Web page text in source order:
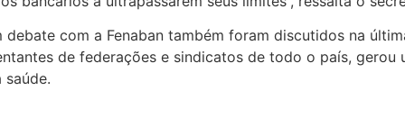
debate com a Fenaban também foram discutidos na
de federações e sindicatos de todo o país,